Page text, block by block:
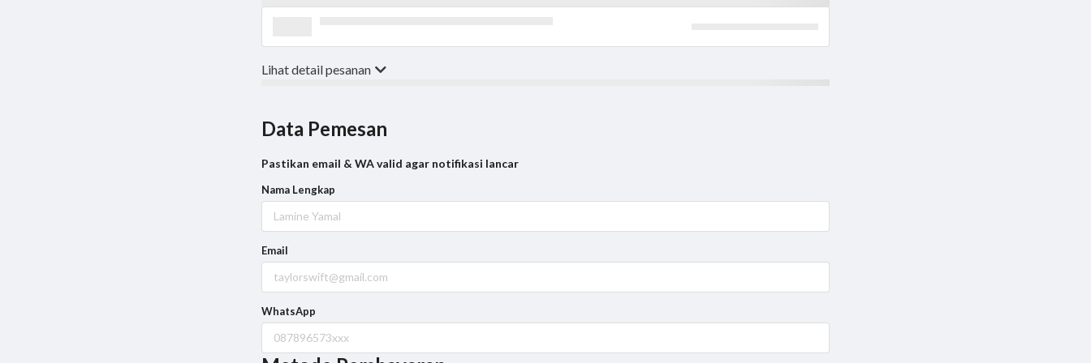
Lihat detail pesanan
Data Pemesan
Pastikan email & WA valid agar notifikasi lancar
Nama Lengkap
Email
WhatsApp